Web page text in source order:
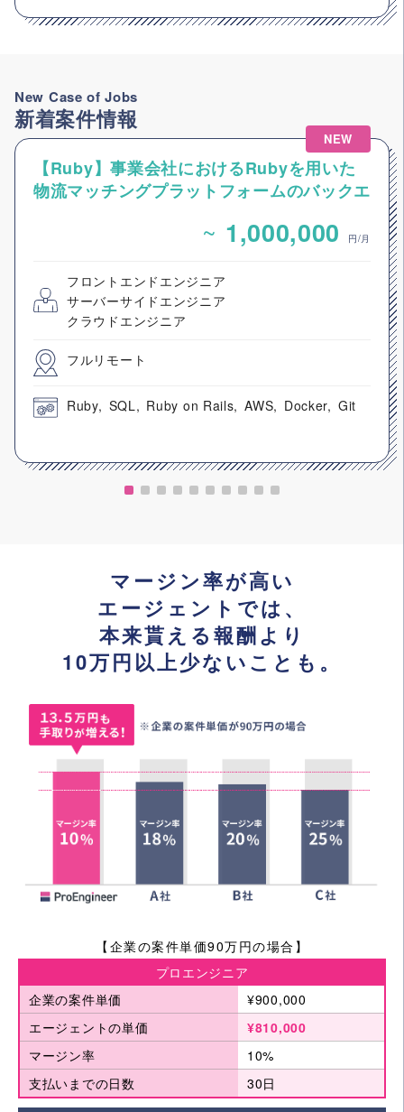
New Case of Jobs
新着案件情報
NEW
【Ruby】事業会社におけるRubyを用いた
物流マッチングプラットフォームのバックエ
~ 1,000,000 円/月
フロントエンドエンジニア
サーバーサイドエンジニア
クラウドエンジニア
フルリモート
Ruby SQL Ruby on Rails AWS Docker Git
マージン率が高い
エージェントでは、
本来貰える報酬より
10万円以上少ないことも。
【企業の案件単価90万円の場合】
プロエンジニア
企業の案件単価
¥900,000
エージェントの単価
¥810,000
マージン率
10%
支払いまでの日数
30日